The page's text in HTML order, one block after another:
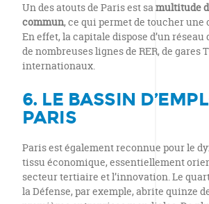
Un des atouts de Paris est samultitude
commun, ce qui permet de toucher une
En effet, la capitale dispose d’un réseau
de nombreuses lignes de RER, de gares
internationaux.
6. LE BASSIN
PARIS
Paris est également reconnue pour le
tissu économique, essentiellement
secteur tertiaire et l’innovation. Le
la Défense, par exemple, abrite quinze